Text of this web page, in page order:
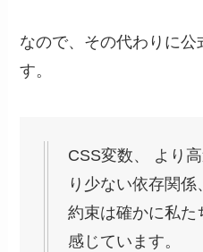
なので、その代わりに公
す。
CSS変数、 より
り少ない依存関
約束は確かに私た
感じています。